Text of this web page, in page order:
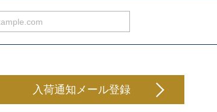
入荷通知メール登録